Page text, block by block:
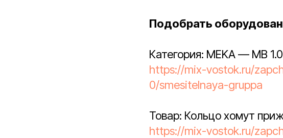
Подобрать
Категория: MEKA — MB
https://mix-vostok.ru/
0/smesitelnaya-gruppa
Товар: Кольцо хомут
https://mix-vostok.ru/